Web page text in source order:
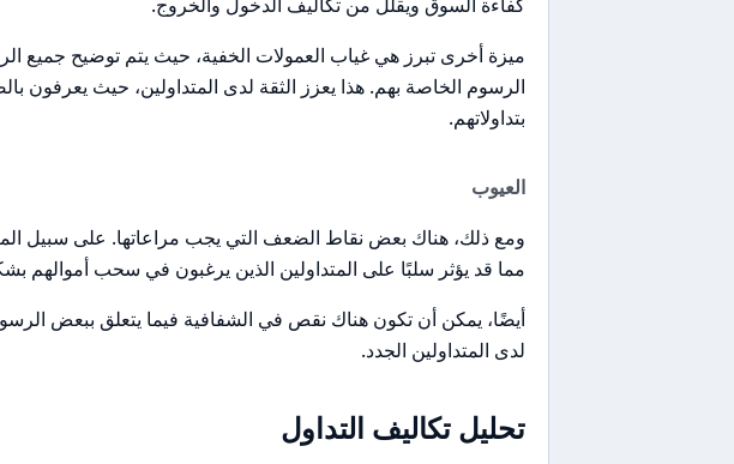
ميزة أخرى تبرز هي غياب العمولات الخفية، حيث يتم توضيح
الرسوم الخاصة بهم. هذا يعزز الثقة لدى المتداولين، حيث يعرفون
بتداولاتهم.
العيوب
ومع ذلك، هناك بعض نقاط الضعف التي يجب مراعاتها. على سبيل
مما قد يؤثر سلبًا على المتداولين الذين يرغبون في سحب أموالهم
أيضًا، يمكن أن تكون هناك نقص في الشفافية فيما يتعلق ببعض
لدى المتداولين الجدد.
تحليل تكاليف التداول